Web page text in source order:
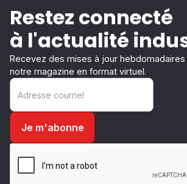
Restez connecté
à l'actualité
Recevez des mises à jour
notre magazine en format virtuel.